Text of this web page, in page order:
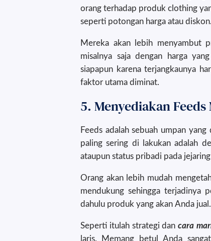
orang terhadap produk clothing
seperti potongan harga atau diskon.
Mereka akan lebih menyambut
misalnya saja dengan harga
siapapun karena terjangkaunya
faktor utama diminat.
5. Menyediakan
Feeds adalah sebuah umpan
paling sering di lakukan adalah
ataupun status pribadi pada jejaring
Orang akan lebih mudah
mendukung sehingga terjadinya
dahulu produk yang akan Anda jual.
Seperti itulah strategi dan cara
laris. Memang betul Anda